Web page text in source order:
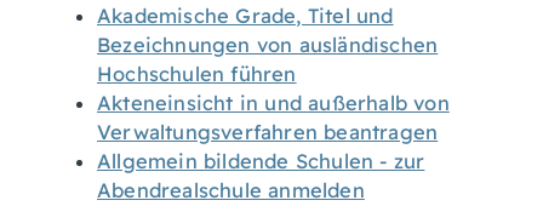
Akademische Grade, Titel und
Bezeichnungen von ausländischen
Hochschulen führen
Akteneinsicht in und außerhalb von
Verwaltungsverfahren beantragen
Allgemein bildende Schulen - zur
Abendrealschule anmelden